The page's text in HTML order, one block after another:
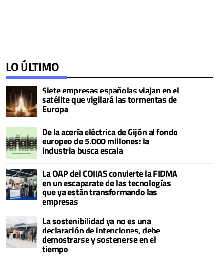
LO ÚLTIMO
Siete empresas españolas viajan en el
satélite que vigilará las tormentas de
Europa
De la acería eléctrica de Gijón al fondo
europeo de 5.000 millones: la
industria busca escala
La OAP del COIIAS convierte la FIDMA
en un escaparate de las tecnologías
que ya están transformando las
empresas
La sostenibilidad ya no es una
declaración de intenciones, debe
demostrarse y sostenerse en el
tiempo